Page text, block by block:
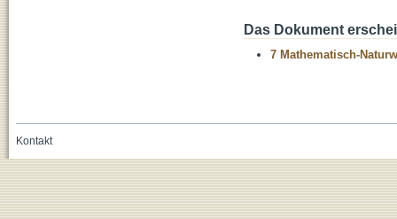
Das Dokument
7 Mathematisch-
Kontakt